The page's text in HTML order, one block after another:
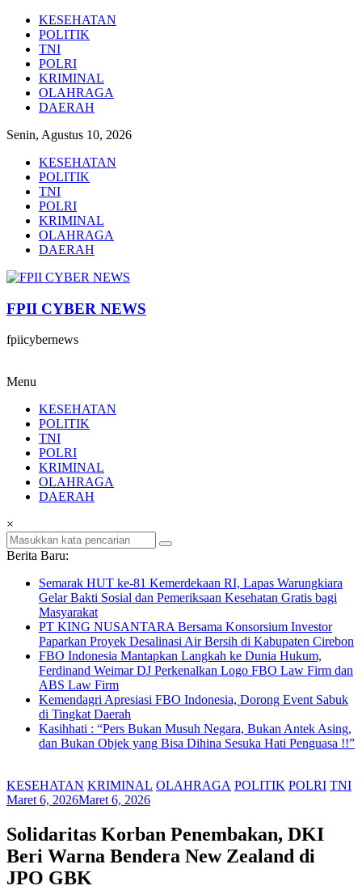
Lompat
konten
KESEHATAN
POLITIK
TNI
POLRI
KRIMINAL
OLAHRAGA
DAERAH
Senin, Agustus 10, 2026
KESEHATAN
POLITIK
TNI
POLRI
KRIMINAL
OLAHRAGA
DAERAH
FPII CYBER NEWS
fpiicybernews
Menu
KESEHATAN
POLITIK
TNI
POLRI
KRIMINAL
OLAHRAGA
DAERAH
×
Berita Baru:
Semarak HUT ke-81 Kemerdekaan RI, Lapas Warungkiara
Gelar Bakti Sosial dan Pemeriksaan Kesehatan Gratis bagi
Masyarakat
PT KING NUSANTARA Bersama Konsorsium Investor
Paparkan Proyek Desalinasi Air Bersih di Kabupaten Cirebon
FBO Indonesia Mantapkan Langkah ke Dunia Hukum,
Ferdinand Weimar DJ Perkenalkan Logo FBO Law Firm dan
ABS Law Firm
Kemendagri Apresiasi FBO Indonesia, Dorong Event Sabuk
di Tingkat Daerah
Kasihhati : “Pers Bukan Musuh Negara, Bukan Antek Asing,
dan Bukan Objek yang Bisa Dihina Sesuka Hati Penguasa !!”
KESEHATAN KRIMINAL OLAHRAGA POLITIK POLRI TNI
Maret 6, 2026Maret 6, 2026
Solidaritas Korban Penembakan, DKI
Beri Warna Bendera New Zealand di
JPO GBK